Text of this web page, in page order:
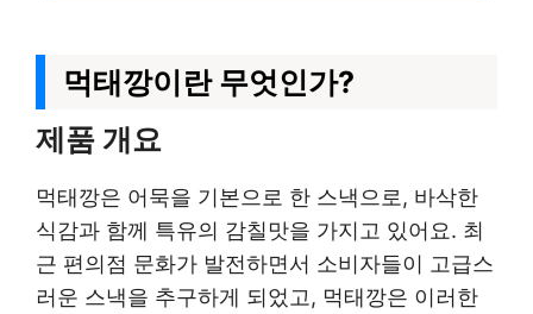
먹태깡이란 무엇인가?
제품 개요
먹태깡은 어묵을 기본으로 한 스낵으로, 바삭한
식감과 함께 특유의 감칠맛을 가지고 있어요. 최
근 편의점 문화가 발전하면서 소비자들이 고급스
러운 스낵을 추구하게 되었고, 먹태깡은 이러한